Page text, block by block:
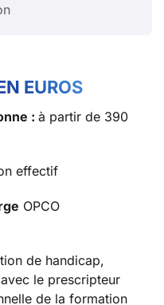
EUROS
: à partir de 390
effectif
OPCO
de handicap,
le prescripteur
de la formation